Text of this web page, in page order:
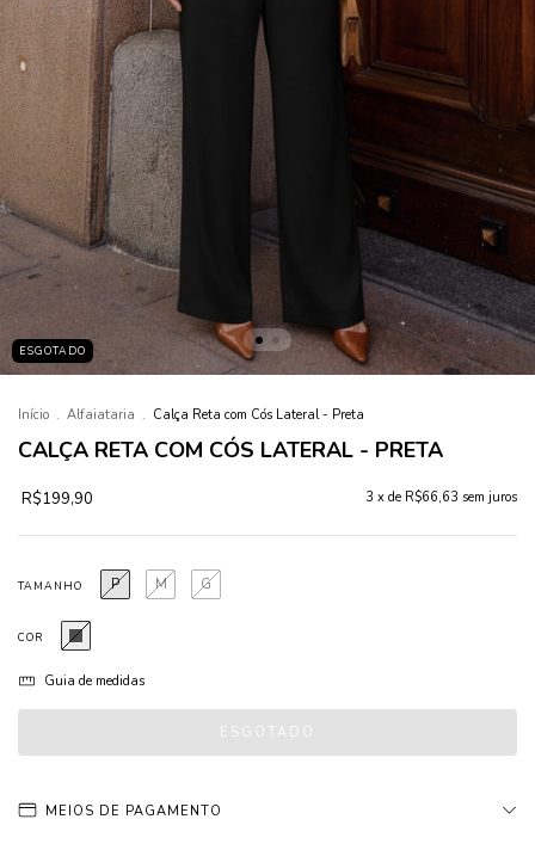
ESGOTADO
Início . Alfaiataria . Calça Reta com Cós Lateral - Preta
CALÇA RETA COM CÓS LATERAL - PRETA
R$199,90 3 x de R$66,63 sem juros
TAMANHO P M G
COR
Guia de medidas
MEIOS DE PAGAMENTO